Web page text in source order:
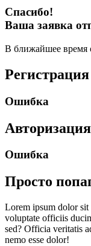
Спасибо!
Ваша заявка
В ближайшее время
Регистрация
Ошибка
Авторизация
Ошибка
Просто
Lorem ipsum dolor sit
voluptate officiis
sed? Officia veritatis
nemo esse dolor!